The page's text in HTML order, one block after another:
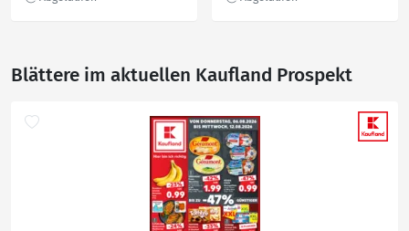
Blättere im aktuellen Kaufland Prospekt